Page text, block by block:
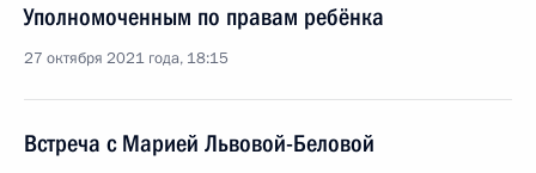
Уполномоченным по правам ребёнка
27 октября 2021 года, 18:15
Встреча с Марией Львовой-Беловой